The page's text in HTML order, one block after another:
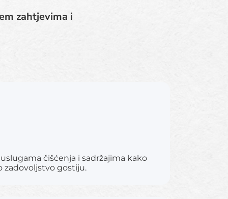
zahtjevima i
čišćenja i sadržajima kako
zadovoljstvo gostiju.